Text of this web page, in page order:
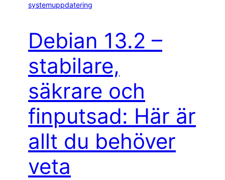
systemuppdatering
Debian 13.2 –
stabilare,
säkrare och
finputsad: Här är
allt du behöver
veta